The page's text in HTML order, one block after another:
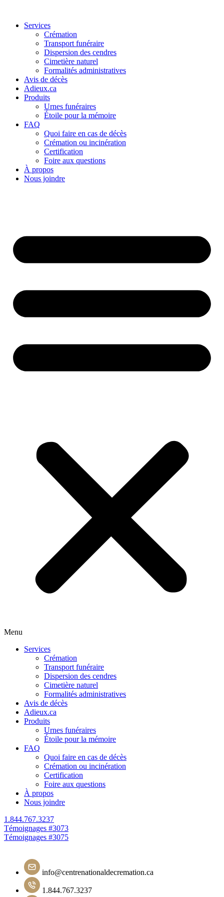
Services
Crémation
Transport funéraire
Dispersion des cendres
Cimetière naturel
Formalités administratives
Avis de décès
Adieux.ca
Produits
Urnes funéraires
Étoile pour la mémoire
FAQ
Quoi faire en cas de décès
Crémation ou incinération
Certification
Foire aux questions
À propos
Nous joindre
Menu
Services
Crémation
Transport funéraire
Dispersion des cendres
Cimetière naturel
Formalités administratives
Avis de décès
Adieux.ca
Produits
Urnes funéraires
Étoile pour la mémoire
FAQ
Quoi faire en cas de décès
Crémation ou incinération
Certification
Foire aux questions
À propos
Nous joindre
1.844.767.3237
Navigation
de
l'article
Témoignages #3073
Témoignages #3075
info@centrenationaldecremation.ca
1.844.767.3237